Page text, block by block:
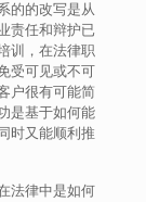
的的改写是从
责任和辩护已
训，在法律职
受可见或不可
户很有可能简
是基于如何能
时又能顺利推
法律中是如何